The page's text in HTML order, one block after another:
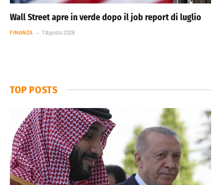
Wall Street apre in verde dopo il job report di luglio
FINANZA 7 Agosto 2026
TOP POSTS